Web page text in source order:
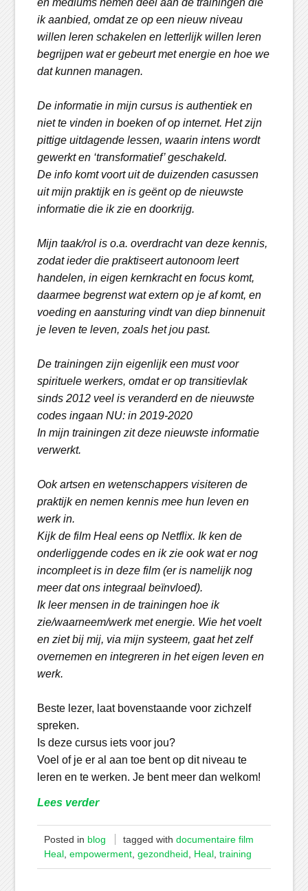
ik aanbied, omdat ze op een nieuw niveau
willen leren schakelen en letterlijk willen leren
begrijpen wat er gebeurt met energie en hoe we
dat kunnen managen.
De informatie in mijn cursus is authentiek en
niet te vinden in boeken of op internet. Het zijn
pittige uitdagende lessen, waarin intens wordt
gewerkt en ‘transformatief’ geschakeld.
De info komt voort uit de duizenden casussen
uit mijn praktijk en is geënt op de nieuwste
informatie die ik zie en doorkrijg.
Mijn taak/rol is o.a. overdracht van deze kennis,
zodat ieder die praktiseert autonoom leert
handelen, in eigen kernkracht en focus komt,
daarmee begrenst wat extern op je af komt, en
voeding en aansturing vindt van diep binnenuit
je leven te leven, zoals het jou past.
De trainingen zijn eigenlijk een must voor
spirituele werkers, omdat er op transitievlak
sinds 2012 veel is veranderd en de nieuwste
codes ingaan NU: in 2019-2020
In mijn trainingen zit deze nieuwste informatie
verwerkt.
Ook artsen en wetenschappers visiteren de
praktijk en nemen kennis mee hun leven en
werk in.
Kijk de film Heal eens op Netflix. Ik ken de
onderliggende codes en ik zie ook wat er nog
incompleet is in deze film (er is namelijk nog
meer dat ons integraal beïnvloed).
Ik leer mensen in de trainingen hoe ik
zie/waarneem/werk met energie. Wie het voelt
en ziet bij mij, via mijn systeem, gaat het zelf
overnemen en integreren in het eigen leven en
werk.
Beste lezer, laat bovenstaande voor zichzelf
spreken.
Is deze cursus iets voor jou?
Voel of je er al aan toe bent op dit niveau te
leren en te werken. Je bent meer dan welkom!
Lees verder
Posted in blog tagged withdocumentaire film
Heal, empowerment, gezondheid Heal, training